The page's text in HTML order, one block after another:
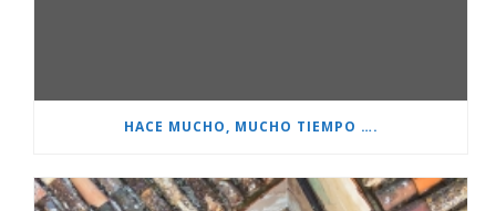
HACE MUCHO, MUCHO TIEMPO ….